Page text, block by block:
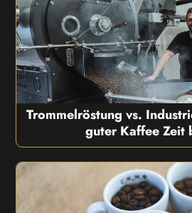
Trommelröstung vs.
guter Kaffee Zeit